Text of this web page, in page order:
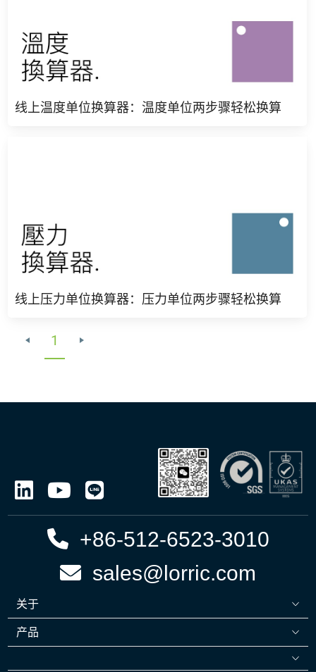
线上温度单位换算器：温度单位两步骤轻松换算
线上压力单位换算器：压力单位两步骤轻松换算
1
+86-512-6523-3010
sales@lorric.com
关于
产品